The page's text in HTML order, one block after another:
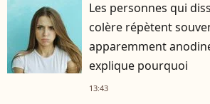
Les personnes qui
colère répètent
apparemment
explique pourquoi
13:43